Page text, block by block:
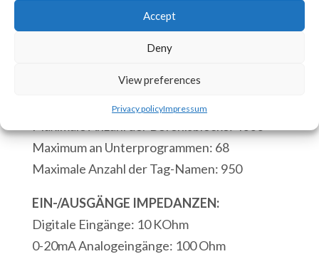
Accept
Deny
View preferences
Privacy policyImpressum
Eingänge
Analog
Serielle
Schnittstelle
RS232
Ablauf eines Scan-Zyklus 110
Mikrosekunden.
Maximum an Unterprogrammen: 68
Maximale Anzahl der Tag-Namen: 950
EIN-/AUSGÄNGE IMPEDANZEN:
Digitale Eingänge: 10 KOhm
0-20mA Analogeingänge: 100 Ohm